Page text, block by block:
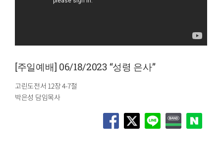
[주일예배] 06/18/2023 “성령 은사”
고린도전서 12장 4-7절
박은성 담임목사